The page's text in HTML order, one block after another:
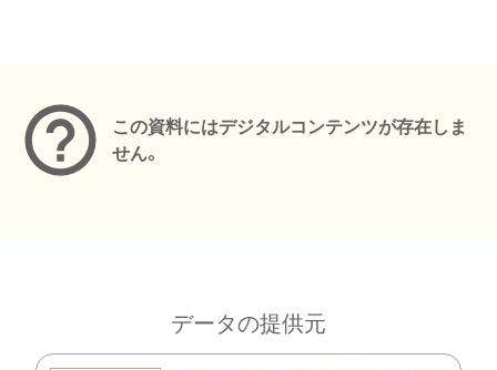
この資料にはデジタルコンテンツが存在しま
せん。
データの提供元